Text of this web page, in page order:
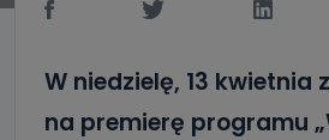
W niedzielę, 13 kwietnia
na premierę programu